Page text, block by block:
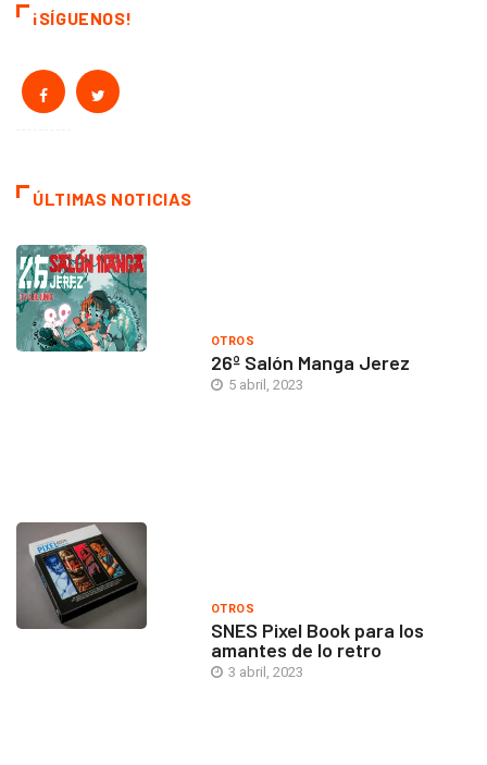
¡SÍGUENOS!
ÚLTIMAS NOTICIAS
OTROS
26º Salón Manga Jerez
5 abril, 2023
OTROS
SNES Pixel Book para los
amantes de lo retro
3 abril, 2023